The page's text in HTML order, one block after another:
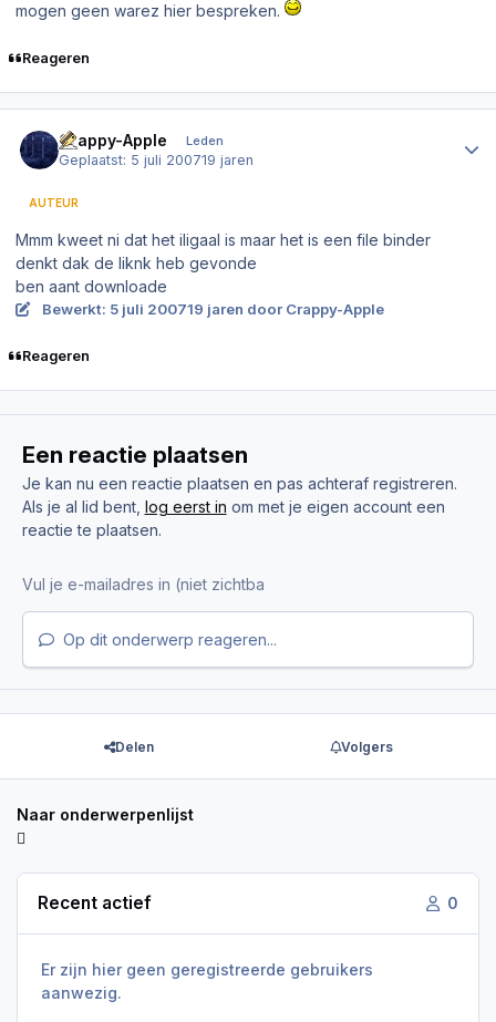
mogen geen warez hier bespreken.
Reageren
Crappy-Apple Leden
Geplaatst: 5 juli 200719 jaren
AUTEUR
Mmm kweet ni dat het iligaal is maar het is een file binder
denkt dak de liknk heb gevonde
ben aant downloade
Bewerkt: 5 juli 200719 jaren door Crappy-Apple
Reageren
Een reactie plaatsen
Je kan nu een reactie plaatsen en pas achteraf registreren.
Als je al lid bent, log eerst in om met je eigen account een
reactie te plaatsen.
Op dit onderwerp reageren...
Delen Volgers
Naar onderwerpenlijst
Recent actief 0
Er zijn hier geen geregistreerde gebruikers
aanwezig.